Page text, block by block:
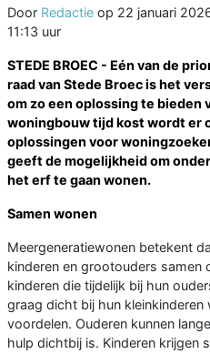
Door Redactie op 22 januari
11:13 uur
STEDE BROEC - Eén van de
raad van Stede Broec is het
om zo een oplossing te bieden
woningbouw tijd kost wordt er
oplossingen voor
geeft de mogelijkheid om
het erf te gaan wonen.
Samen wonen
Meergeneratiewonen betekent
kinderen en grootouders samen
kinderen die tijdelijk bij hun
graag dicht bij hun kleinkinderen
voordelen. Ouderen kunnen
hulp dichtbij is. Kinderen krijgen